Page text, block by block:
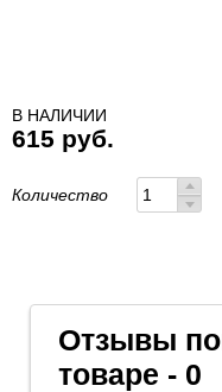
В НАЛИЧИИ
615 руб.
Количество
Отзывы
товаре - 0